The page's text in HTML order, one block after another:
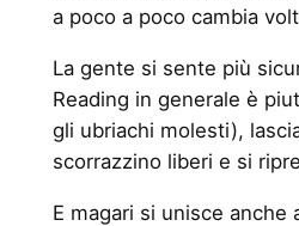
a poco a poco cambia
La gente si sente più
Reading in generale è
gli ubriachi molesti),
scorrazzino liberi e si
E magari si unisce anche